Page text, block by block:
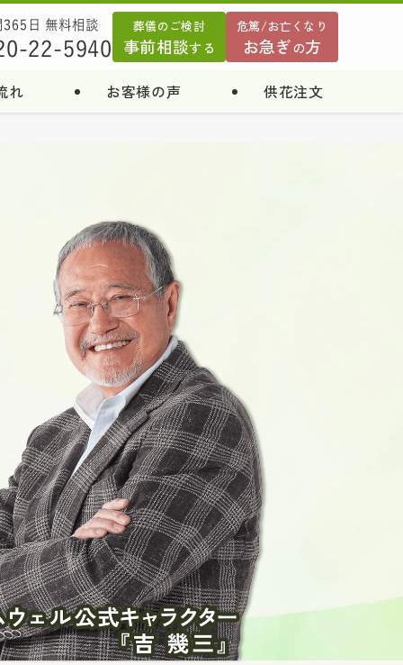
れ お客様の声 供花注文
365日 無料相談
22-5940
葬儀のご検討
事前相談する
危篤/お亡くなり
お急ぎの方